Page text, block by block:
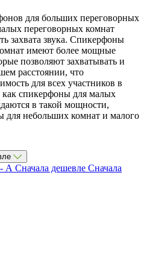
0
для больших переговорных
переговорных комнат
захвата звука. Спикерфоны
имеют более мощные
позволяют захватывать и
расстоянии, что
для всех участников в
спикерфоны для малых
в такой мощности,
для небольших комнат и малого
А Сначала дешевле Сначала